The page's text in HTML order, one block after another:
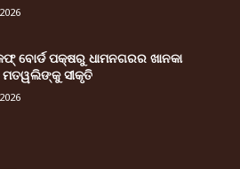
ବୋର୍ଡ ପକ୍ଷରୁ ଧାମନଗରର ଖାନକା
ସୀକୃତି